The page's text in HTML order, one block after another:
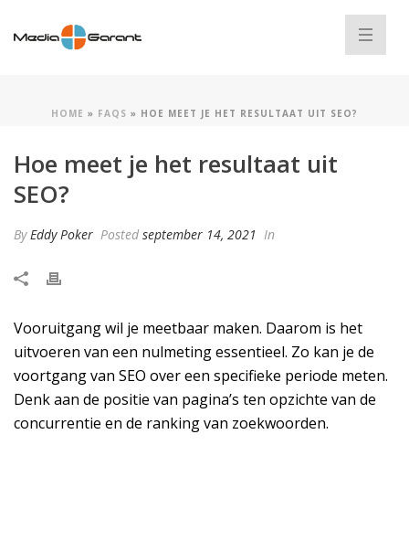
HOME » FAQS » HOE MEET JE HET RESULTAAT UIT SEO?
Hoe meet je het resultaat uit
SEO?
ByEddy Poker Posted september 14, 2021 In
Vooruitgang wil je meetbaar maken. Daarom is het
uitvoeren van een nulmeting essentieel. Zo kan je de
voortgang van SEO over een specifieke periode meten.
Denk aan de positie van pagina’s ten opzichte van de
concurrentie en de ranking van zoekwoorden.